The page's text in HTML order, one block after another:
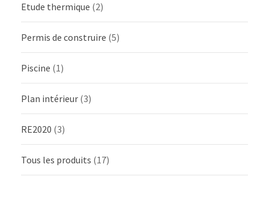
Etude thermique (2)
Permis de construire (5)
Piscine (1)
Plan intérieur (3)
RE2020 (3)
Tous les produits (17)